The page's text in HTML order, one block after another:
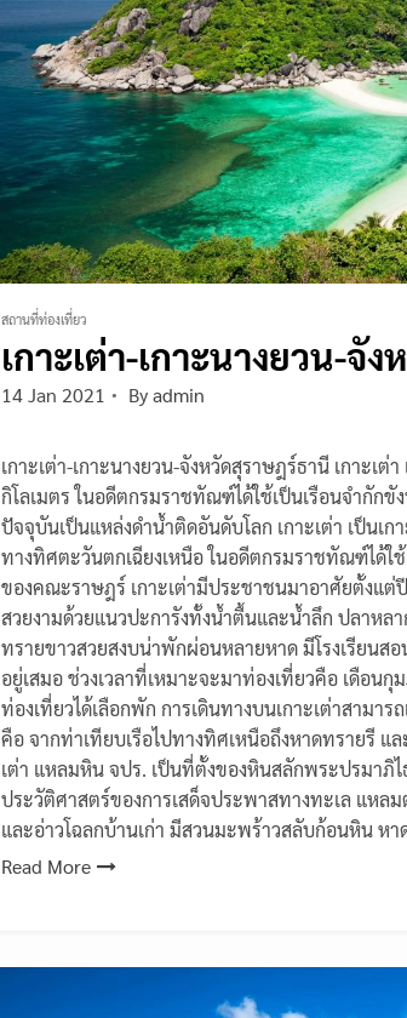
สถานที่ท่องเที่ยว
เกาะเต่า-เกาะนางยวน-จั
14 Jan 2021 Byadmin
เกาะเต่า-เกาะนางยวน-จังหวัดสุราษฎร์ธานี เกาะเต่
กิโลเมตร ในอดีตกรมราชทัณฑ์ได้ใช้เป็นเรือนจำกัก
ปัจจุบันเป็นแหล่งดำน้ำติดอันดับโลก เกาะเต่า เป็นเก
ทางทิศตะวันตกเฉียงเหนือ ในอดีตกรมราชทัณฑ์ได้ใ
ของคณะราษฎร์ เกาะเต่ามีประชาชนมาอาศัยตั้งแ
สวยงามด้วยแนวปะการังทั้งน้ำตื้นและน้ำลึก ปลาห
ทรายขาวสวยสงบน่าพักผ่อนหลายหาด มีโรงเรียนส
อยู่เสมอ ช่วงเวลาที่เหมาะจะมาท่องเที่ยวคือ เดือน
ท่องเที่ยวได้เลือกพัก การเดินทางบนเกาะเต่าสามา
คือ จากท่าเทียบเรือไปทางทิศเหนือถึงหาดทรายรี แ
เต่า แหลมหิน จปร. เป็นที่ตั้งของหินสลักพระปรมาภิ
ประวัติศาสตร์ของการเสด็จประพาสทางทะเล แหล
และอ่าวโฉลกบ้านเก่า มีสวนมะพร้าวสลับก้อนหิน ห
Read More